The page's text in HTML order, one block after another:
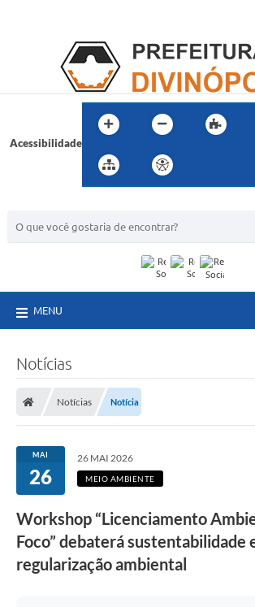
Acessibilidade
MENU
Notícias
Notícias Notícia
MAI
26
26 MAI 2026
MEIO AMBIENTE
Workshop “Licenciamento
Foco” debaterá sustentabilidade
regularização ambiental